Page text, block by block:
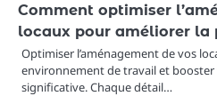
Comment optimiser
locaux pour améliorer la
Optimiser l’aménagement de vos
environnement de travail et
significative. Chaque détail…